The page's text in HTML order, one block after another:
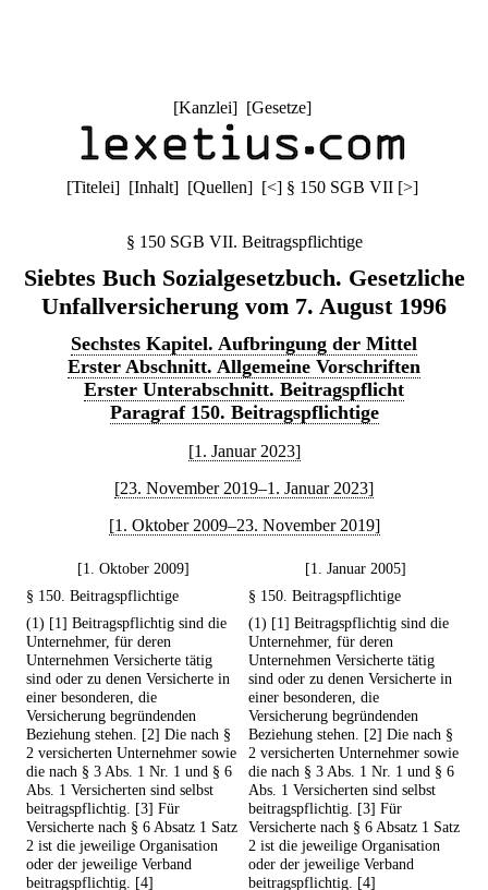
[Kanzlei] [Gesetze]
[Titelei] [Inhalt] [Quellen] [<] § 150 SGB VII [>]
§ 150 SGB VII. Beitragspflichtige
Siebtes Buch Sozialgesetzbuch. Gesetzliche
Unfallversicherung vom 7. August 1996
Sechstes Kapitel. Aufbringung der Mittel
Erster Abschnitt. Allgemeine Vorschriften
Erster Unterabschnitt. Beitragspflicht
Paragraf 150. Beitragspflichtige
[1. Januar 2023]
[23. November 2019–1. Januar 2023]
[1. Oktober 2009–23. November 2019]
[1. Oktober 2009]
[1. Januar 2005]
§ 150. Beitragspflichtige
§ 150. Beitragspflichtige
(1) [1] Beitragspflichtig sind die
Unternehmer, für deren
Unternehmen Versicherte tätig
sind oder zu denen Versicherte in
einer besonderen, die
Versicherung begründenden
Beziehung stehen. [2] Die nach §
2 versicherten Unternehmer sowie
die nach § 3 Abs. 1 Nr. 1 und § 6
Abs. 1 Versicherten sind selbst
beitragspflichtig. [3] Für
Versicherte nach § 6 Absatz 1 Satz
2 ist die jeweilige Organisation
oder der jeweilige Verband
beitragspflichtig. [4]
(1) [1] Beitragspflichtig sind die
Unternehmer, für deren
Unternehmen Versicherte tätig
sind oder zu denen Versicherte in
einer besonderen, die
Versicherung begründenden
Beziehung stehen. [2] Die nach §
2 versicherten Unternehmer sowie
die nach § 3 Abs. 1 Nr. 1 und § 6
Abs. 1 Versicherten sind selbst
beitragspflichtig. [3] Für
Versicherte nach § 6 Absatz 1 Satz
2 ist die jeweilige Organisation
oder der jeweilige Verband
beitragspflichtig. [4]